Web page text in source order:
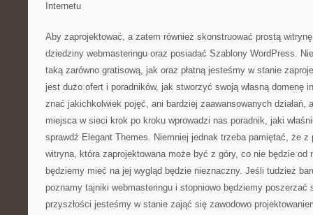
Internetu
Aby zaprojektować, a zatem również skonstruować prostą
dziedziny webmasteringu oraz posiadać Szablony WordPress.
taką zarówno gratisową, jak oraz płatną jesteśmy w stanie
jest dużo ofert i poradników, jak stworzyć swoją własną domenę
znać jakichkolwiek pojęć, ani bardziej zaawansowanych działań,
miejsca w sieci krok po kroku wprowadzi nas poradnik, jaki
sprawdź Elegant Themes. Niemniej jednak trzeba pamiętać, że
witryna, która zaprojektowana może być z góry, co nie będzie od
będziemy mieć na jej wygląd będzie nieznaczny. Jeśli tudzież
poznamy tajniki webmasteringu i stopniowo będziemy poszerzać
przyszłości jesteśmy w stanie zająć się zawodowo